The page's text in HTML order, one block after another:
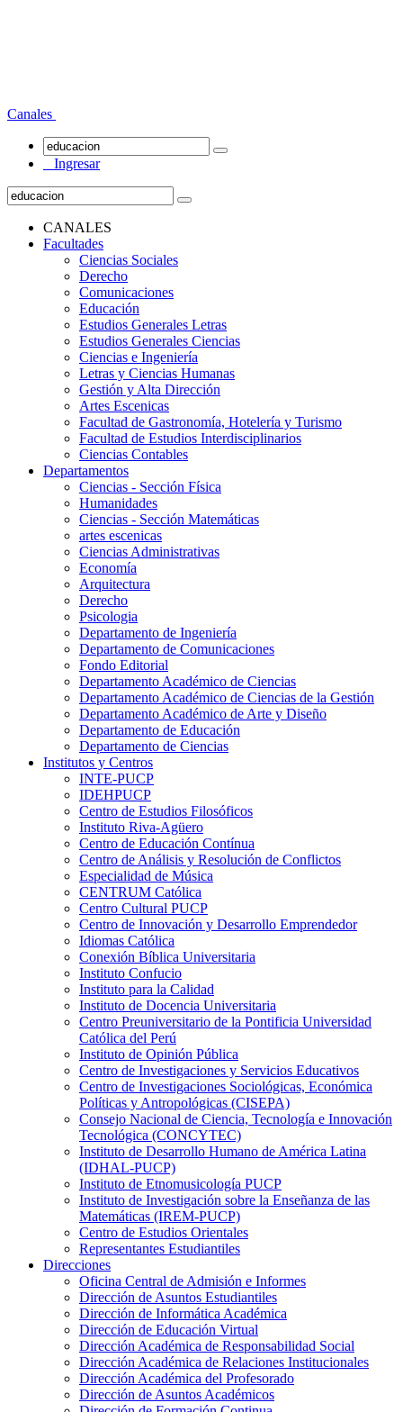
Canales
Ingresar
CANALES
Facultades
Ciencias Sociales
Derecho
Comunicaciones
Educación
Estudios Generales Letras
Estudios Generales Ciencias
Ciencias e Ingeniería
Letras y Ciencias Humanas
Gestión y Alta Dirección
Artes Escenicas
Facultad de Gastronomía, Hotelería y Turismo
Facultad de Estudios Interdisciplinarios
Ciencias Contables
Departamentos
Ciencias - Sección Física
Humanidades
Ciencias - Sección Matemáticas
artes escenicas
Ciencias Administrativas
Economía
Arquitectura
Derecho
Psicologia
Departamento de Ingeniería
Departamento de Comunicaciones
Fondo Editorial
Departamento Académico de Ciencias
Departamento Académico de Ciencias de la Gestión
Departamento Académico de Arte y Diseño
Departamento de Educación
Departamento de Ciencias
Institutos y Centros
INTE-PUCP
IDEHPUCP
Centro de Estudios Filosóficos
Instituto Riva-Agüero
Centro de Educación Contínua
Centro de Análisis y Resolución de Conflictos
Especialidad de Música
CENTRUM Católica
Centro Cultural PUCP
Centro de Innovación y Desarrollo Emprendedor
Idiomas Católica
Conexión Bíblica Universitaria
Instituto Confucio
Instituto para la Calidad
Instituto de Docencia Universitaria
Centro Preuniversitario de la Pontificia Universidad
Católica del Perú
Instituto de Opinión Pública
Centro de Investigaciones y Servicios Educativos
Centro de Investigaciones Sociológicas, Económica
Políticas y Antropológicas (CISEPA)
Consejo Nacional de Ciencia, Tecnología e Innovación
Tecnológica (CONCYTEC)
Instituto de Desarrollo Humano de América Latina
(IDHAL-PUCP)
Instituto de Etnomusicología PUCP
Instituto de Investigación sobre la Enseñanza de las
Matemáticas (IREM-PUCP)
Centro de Estudios Orientales
Representantes Estudiantiles
Direcciones
Oficina Central de Admisión e Informes
Dirección de Asuntos Estudiantiles
Dirección de Informática Académica
Dirección de Educación Virtual
Dirección Académica de Responsabilidad Social
Dirección Académica de Relaciones Institucionales
Dirección Académica del Profesorado
Dirección de Asuntos Académicos